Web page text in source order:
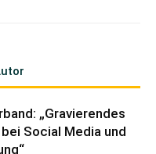
„Gravierendes
Social Media und